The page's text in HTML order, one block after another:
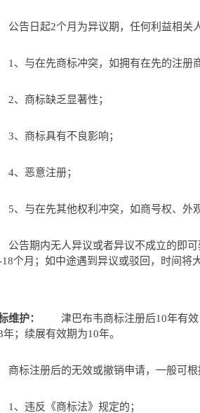
告日起2个月为异议期，任何利益相关人
与在先商标冲突，如拥有在先的注册商
商标缺乏显著性；
商标具有不良影响；
恶意注册；
与在先其他权利冲突，如商号权、外观
告期内无人异议或者异议不成立的即可
18个月；如中途遇到异议或驳回，时间将
维护：
津巴布韦商标注册后10年有效
年；续展有效期为10年。
标注册后的无效或撤销申请，一般可根
违反《商标法》规定的；